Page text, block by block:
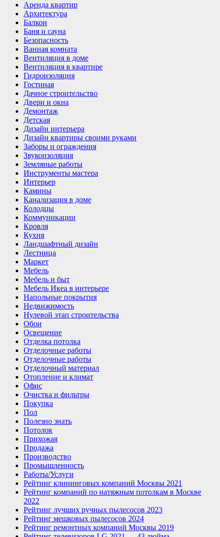
Аренда квартир
Архитектура
Балкон
Баня и сауна
Безопасность
Ванная комната
Вентиляция в доме
Вентиляция в квартире
Гидроизоляция
Гостиная
Дачное строительство
Двери и окна
Демонтаж
Детская
Дизайн интерьера
Дизайн квартиры своими руками
Заборы и ограждения
Звукоизоляция
Земляные работы
Инструменты мастера
Интерьер
Камины
Канализация в доме
Колодцы
Коммуникации
Кровля
Кухня
Ландшафтный дизайн
Лестница
Маркет
Мебель
Мебель и быт
Мебель Икеа в интерьере
Напольные покрытия
Недвижимость
Нулевой этап строительства
Обои
Освещение
Отделка потолка
Отделочные работы
Отделочные работы
Отделочный материал
Отопление и климат
Офис
Очистка и фильтры
Покупка
Пол
Полезно знать
Потолок
Прихожая
Продажа
Производство
Промышленность
Работы/Услуги
Рейтинг клининговых компаний Москвы 2021
Рейтинг компаний по натяжным потолкам в Москве
2022
Рейтинг лучших ручных пылесосов 2023
Рейтинг мешковых пылесосов 2024
Рейтинг ремонтных компаний Москвы 2019